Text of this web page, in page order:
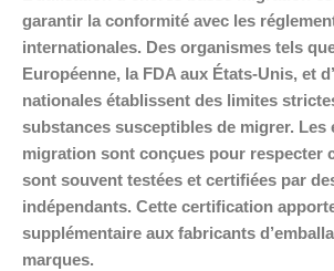
garantir la conformité avec les
internationales. Des organismes tels
Européenne, la FDA aux États-Unis, et
nationales établissent des limites
substances susceptibles de migrer. Les
migration sont conçues pour respecter
sont souvent testées et certifiées par
indépendants. Cette certification
supplémentaire aux fabricants
marques.